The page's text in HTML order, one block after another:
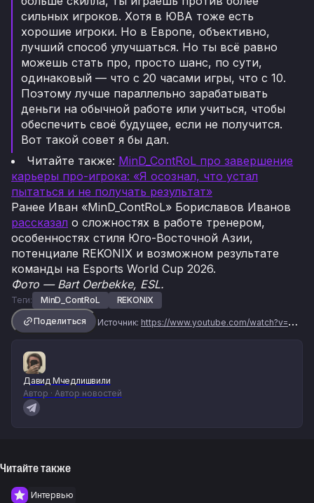
сильных игроков. Хотя в ЮВА тоже есть
хорошие игроки. Но в Европе, объективно,
лучший способ улучшаться. Но ты всё равно
можешь стать про, просто шанс, по сути,
одинаковый — что с 20 часами игры, что с 10.
Поэтому лучше параллельно зарабатывать
деньги на обычной работе или учиться, чтобы
обеспечить своё будущее, если не получится.
Вот такой совет я бы дал.
Читайте также: MinD_ContRoL про завершение
карьеры про-игрока: «Я осознал, что устал
пытаться и не получать результат»
Ранее Иван «MinD_ContRoL» Бориславов Иванов
рассказал о сложностях в работе тренером,
особенностях стиля Юго-Восточной Азии,
потенциале REKONIX и возможном результате
команды на Esports World Cup 2026.
Фото — Bart Oerbekke, ESL.
Теги: MinD_ContRoL
REKONIX
Поделиться
Источник: https://www.youtube.com/watch?v=fS4lRzPV5WE
Давид Мчедлишвили
Автор · Автор новостей
Читайте также
Интервью